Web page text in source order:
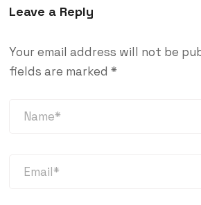
Leave a Reply
Your email address will not be
fields are marked *